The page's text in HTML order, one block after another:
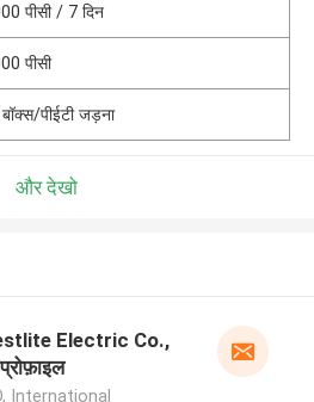
पीसी / 7 दिन
पीसी
पीईटी जड़ना
और देखो
Electric Co.,
International